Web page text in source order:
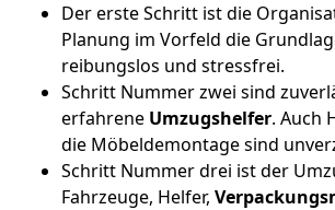
Der erste Schritt ist die
Planung im Vorfeld die
reibungslos und stressfrei.
Schritt Nummer zwei sind
erfahrene Umzugshelfer. Auch
die Möbeldemontage sind
Schritt Nummer drei ist der
Fahrzeuge, Helfer,